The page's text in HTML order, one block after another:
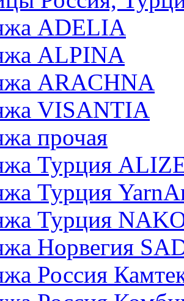
ADELIA
ALPINA
ARACHNA
VISANTIA
прочая
Турция
Турция
Турция
Норвегия
Россия